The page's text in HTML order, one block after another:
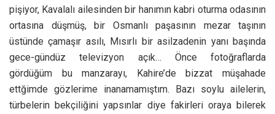
pişiyor, Kavalalı ailesinden bir hanımın kabri oturma odasının
ortasına düşmüş, bir Osmanlı paşasının mezar taşının
üstünde çamaşır asılı, Mısırlı bir asilzadenin yanı başında
gece-gündüz televizyon açık… Önce fotoğraflarda
gördüğüm bu manzarayı, Kahire’de bizzat müşahade
ettğimde gözlerime inanamamıştım. Bazı soylu ailelerin,
türbelerin bekçiliğini yapsınlar diye fakirleri oraya bilerek